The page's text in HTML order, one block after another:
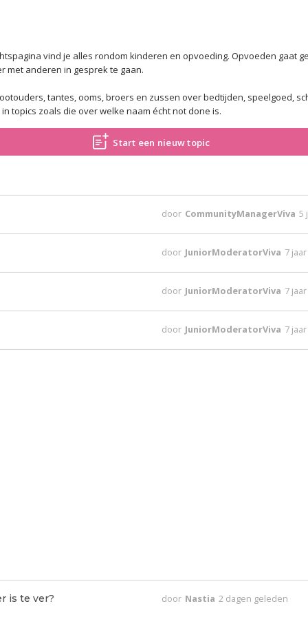
vind je alles rondom kinderen en opvoeding. Opvoeden gaat
met anderen in gesprek te gaan.
tantes, ooms, broers en zussen over bedtijden, speelgoed,
topics zoals die over welke naam écht not done is.
Start een nieuw topic
door CommunityManagerViva 5
door JuniorModeratorViva 7
door JuniorModeratorViva 7
door JuniorModeratorViva 7
is te ver? door Nastia 2 dagen geleden